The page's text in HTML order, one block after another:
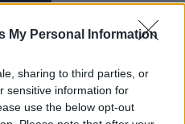
My Personal Information
sharing to third parties, or
sensitive information for
use the below opt-out
restaurálás
köve mesél –
a területen található
Műromok, valamint a közeli
János híd és szobor is.